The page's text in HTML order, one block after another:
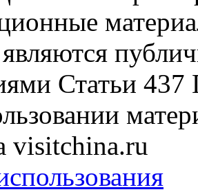
являются
Статьи 437
visitchina.ru